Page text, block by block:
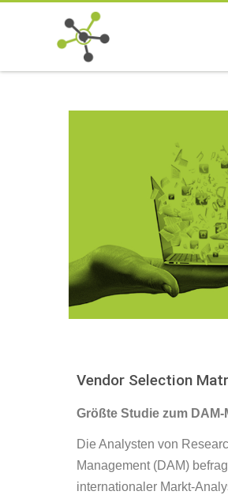
Vendor Selection
Größte Studie zum
Die Analysten von
Management (DAM)
internationaler Markt-